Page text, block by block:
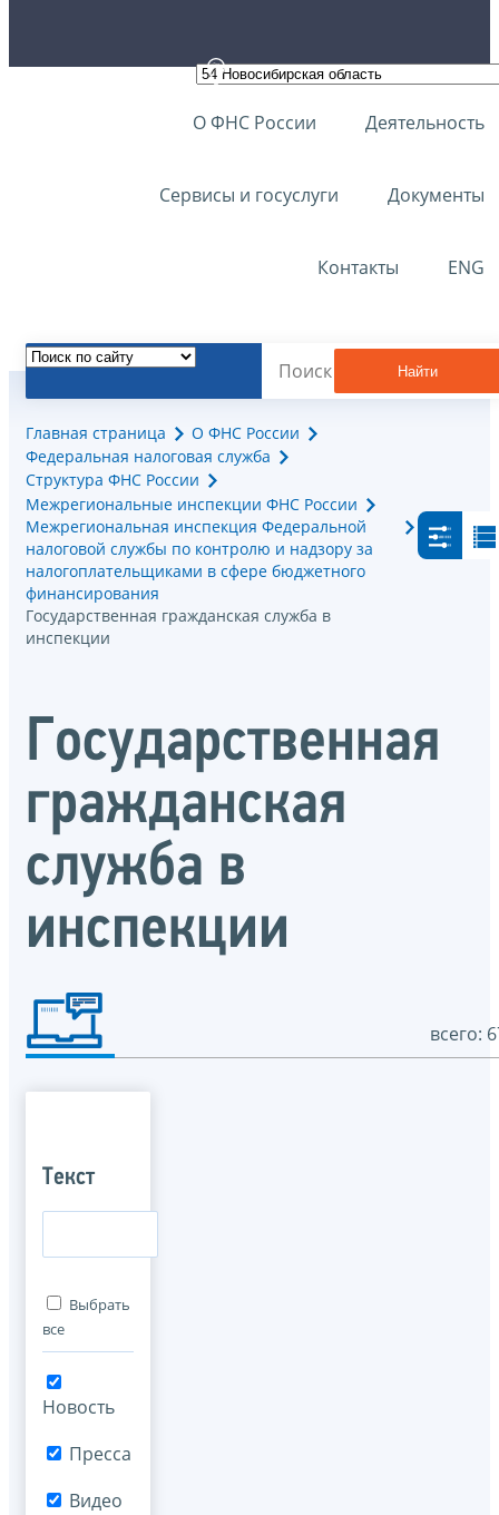
О ФНС России Деятельность
Сервисы и госуслуги Документы
Контакты ENG
Найти
Главная страница
О ФНС России
Федеральная налоговая служба
Структура ФНС России
Межрегиональные инспекции ФНС России
Межрегиональная инспекция Федеральной
налоговой службы по контролю и надзору за
налогоплательщиками в сфере бюджетного
финансирования
Государственная гражданская служба в
инспекции
Государственная
гражданская
служба в
инспекции
всего:
Текст
Выбрать
все
Новость
Пресса
Видео